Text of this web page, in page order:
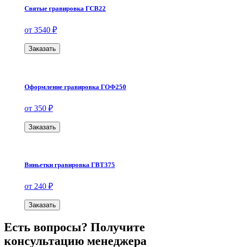
Святые гравировка ГСВ22
от 3540 ₽
Заказать
Оформление гравировка ГОФ250
от 350 ₽
Заказать
Виньетки гравировка ГВТ375
от 240 ₽
Заказать
Есть вопросы? Получите
консультацию менеджера